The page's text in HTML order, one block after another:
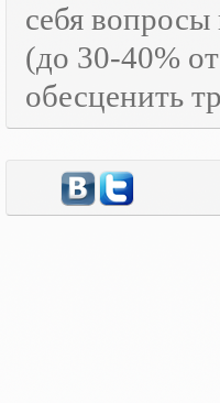
себя вопросы
(до 30-40%
обесценить